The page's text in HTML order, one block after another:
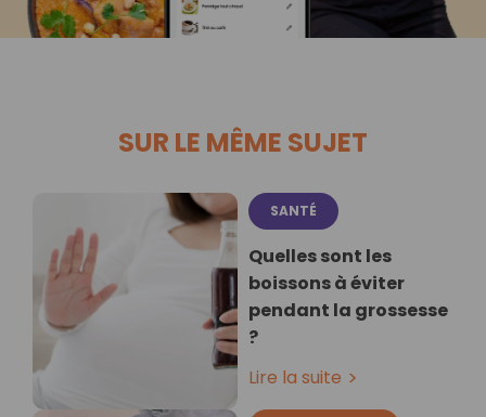
SUR LE MÊME SUJET
SANTÉ
Quelles sont les
boissons à éviter
pendant la grossesse
?
Lire la suite